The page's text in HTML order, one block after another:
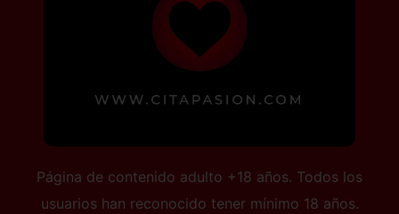
Página de contenido adulto +18 años. Todos los
usuarios han reconocido tener mínimo 18 años.